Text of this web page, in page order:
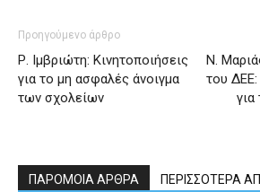
Προηγούμενο άρθρο
Ρ. Ιμβριώτη: Κινητοποιήσεις
για το μη ασφαλές άνοιγμα
των σχολείων
Ν.
του ΔΕΕ:
ΠΑΡΟΜΟΙΑ ΑΡΘΡΑ ΠΕΡΙΣΣΟΤΕΡΑ